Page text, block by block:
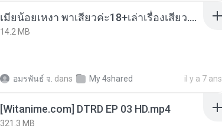
เมียน้อยเหงา พาเสียวค่ะ18+เล่าเรื่องเสียว.mp3
14.2 MB
อมรพันธ์ จ. dans My 4shared il y a 7 ans
[Witanime.com] DTRD EP 03 HD.mp4
321.3 MB